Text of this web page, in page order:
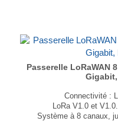
...
Passerelle LoRaWAN
Gigabit,
Connectivité :
LoRa V1.0 et
Système à 8 canaux,